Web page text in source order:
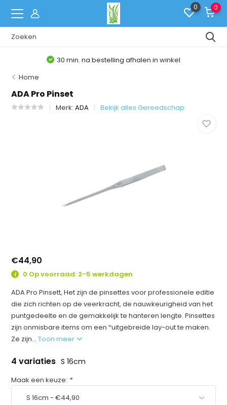
0 0
30 min. na bestelling afhalen in winkel
Home
ADA Pro Pinset
Merk:ADA Bekijk alles Gereedschap
€44,90
0 Op voorraad: 2-5 werkdagen
ADA Pro Pinsett, Het zijn de pinsettes voor professionele editie
die zich richten op de veerkracht, de nauwkeurigheid van het
puntgedeelte en de gemakkelijk te hanteren lengte. Pinsettes
zijn onmisbare items om een ¹¹uitgebreide lay-out te maken.
Ze zijn...Toon meer
4 variaties S 16cm
Maak een keuze: *